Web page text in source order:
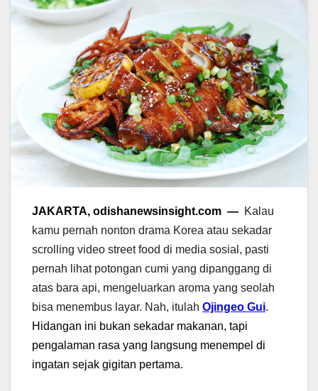
JAKARTA, odishanewsinsight.com — Kalau
kamu pernah nonton drama Korea atau sekadar
scrolling video street food di media sosial, pasti
pernah lihat potongan cumi yang dipanggang di
atas bara api, mengeluarkan aroma yang seolah
bisa menembus layar. Nah, itulah Ojingeo Gui.
Hidangan ini bukan sekadar makanan, tapi
pengalaman rasa yang langsung menempel di
ingatan sejak gigitan pertama.